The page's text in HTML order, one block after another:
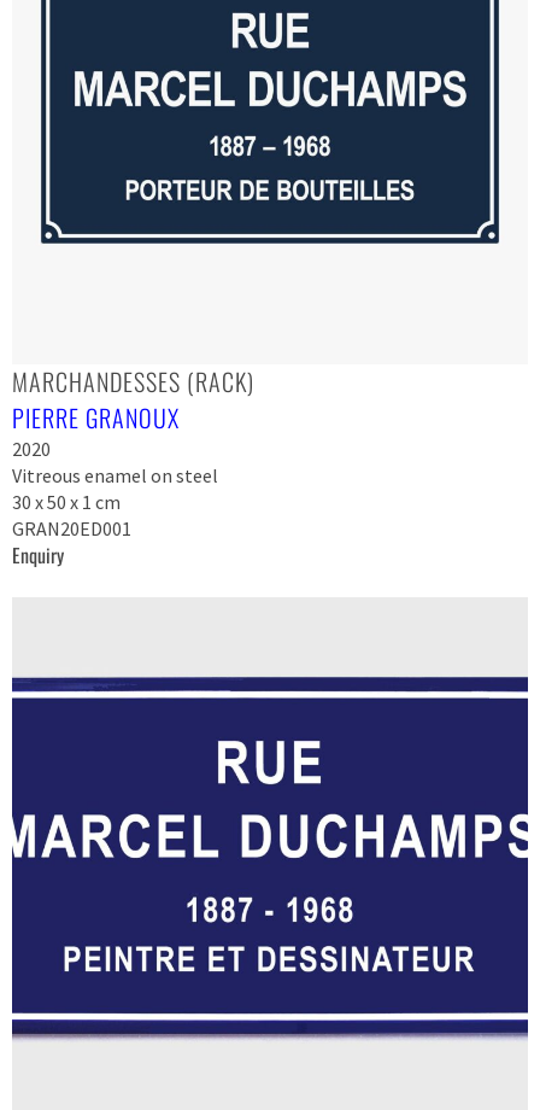
MARCHANDESSES (RACK)
PIERRE GRANOUX
2020
Vitreous enamel on steel
30 x 50 x 1 cm
GRAN20ED001
Enquiry